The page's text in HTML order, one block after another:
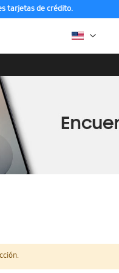
tarjetas de crédito.